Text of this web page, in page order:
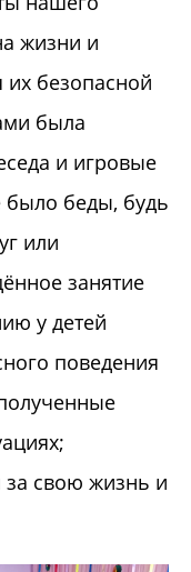
жизни и
их безопасной
была
и игровые
было беды, будь
или
занятие
у детей
поведения
за свою жизнь и